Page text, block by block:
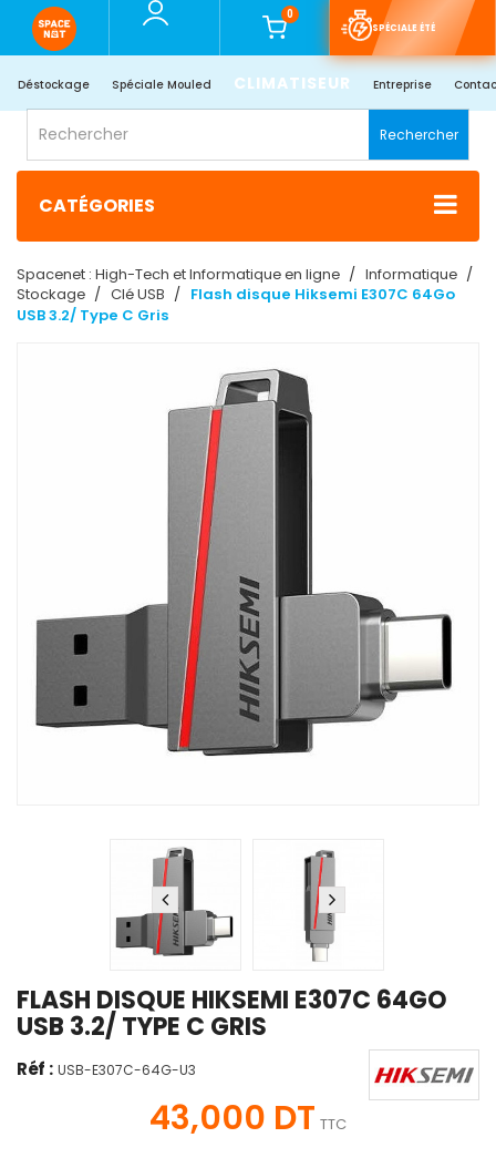
0
SPÉCIALE ÉTÉ
Déstockage Spéciale Mouled CLIMATISEUR Entreprise
Rechercher
CATÉGORIES
Spacenet : High-Tech et Informatique en ligne
Informatique
Stockage
Clé USB
Flash disque Hiksemi E307C 64Go
USB 3.2/ Type C Gris
FLASH DISQUE HIKSEMI E307C 64GO
USB 3.2/ TYPE C GRIS
Réf : USB-E307C-64G-U3
43,000 DT TTC